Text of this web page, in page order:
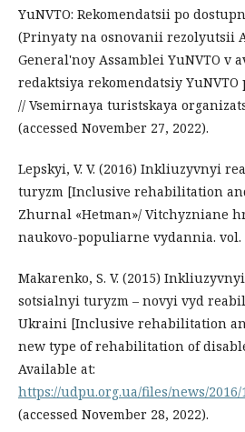
YuNVTO: Rekomendatsii po
(Prinyaty na osnovanii rezolyutsii A/
General'noy Assamblei YuNVTO v
redaktsiya rekomendatsiy YuNVTO
// Vsemirnaya turistskaya
(accessed November 27, 2022).
Lepskyi, V. V. (2016) Inkliuzyvnyi
turyzm [Inclusive rehabilitation
Zhurnal «Hetman»/ Vitchyzniane
naukovo-populiarne vydannia. vol.
Makarenko, S. V. (2015)
sotsialnyi turyzm – novyi vyd
Ukraini [Inclusive rehabilitation
new type of rehabilitation of
Available at:
https://udpu.org.ua/files/news/
(accessed November 28, 2022).